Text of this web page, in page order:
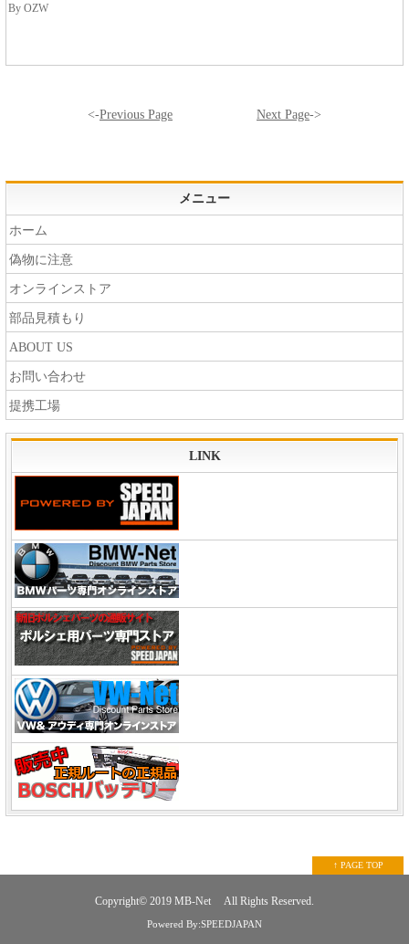
By OZW
<-Previous Page Next Page->
メニュー
ホーム
偽物に注意
オンラインストア
部品見積もり
ABOUT US
お問い合わせ
提携工場
LINK
↑ PAGE TOP
Copyright© 2019 MB-Net All Rights Reserved.
Powered By:SPEEDJAPAN